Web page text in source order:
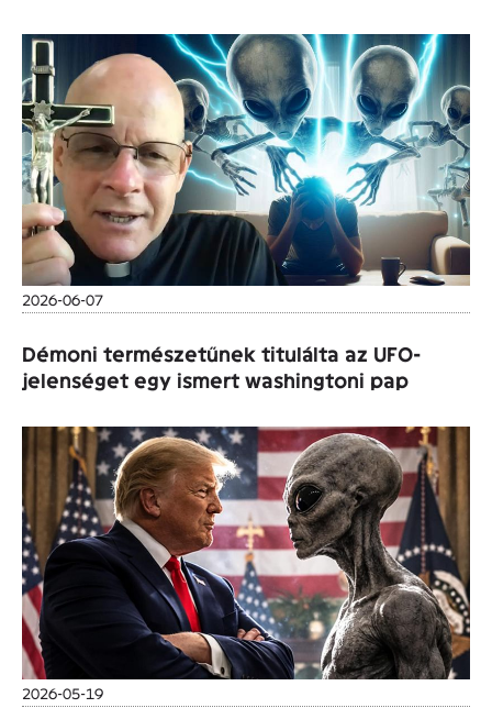
2026-06-07
Démoni természetűnek titulálta az UFO-
jelenséget egy ismert washingtoni pap
2026-05-19